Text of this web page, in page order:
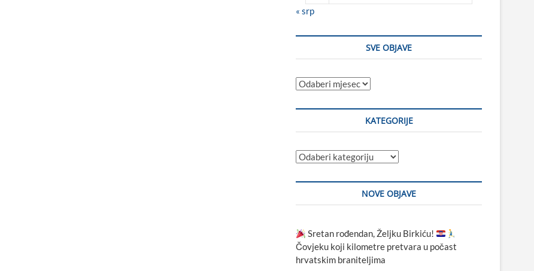
« srp
SVE OBJAVE
Sve
KATEGORIJE
Kategorije
NOVE OBJAVE
Sretan rođendan, Željku Birkiću!
Čovjeku koji kilometre pretvara u počast
hrvatskim braniteljima